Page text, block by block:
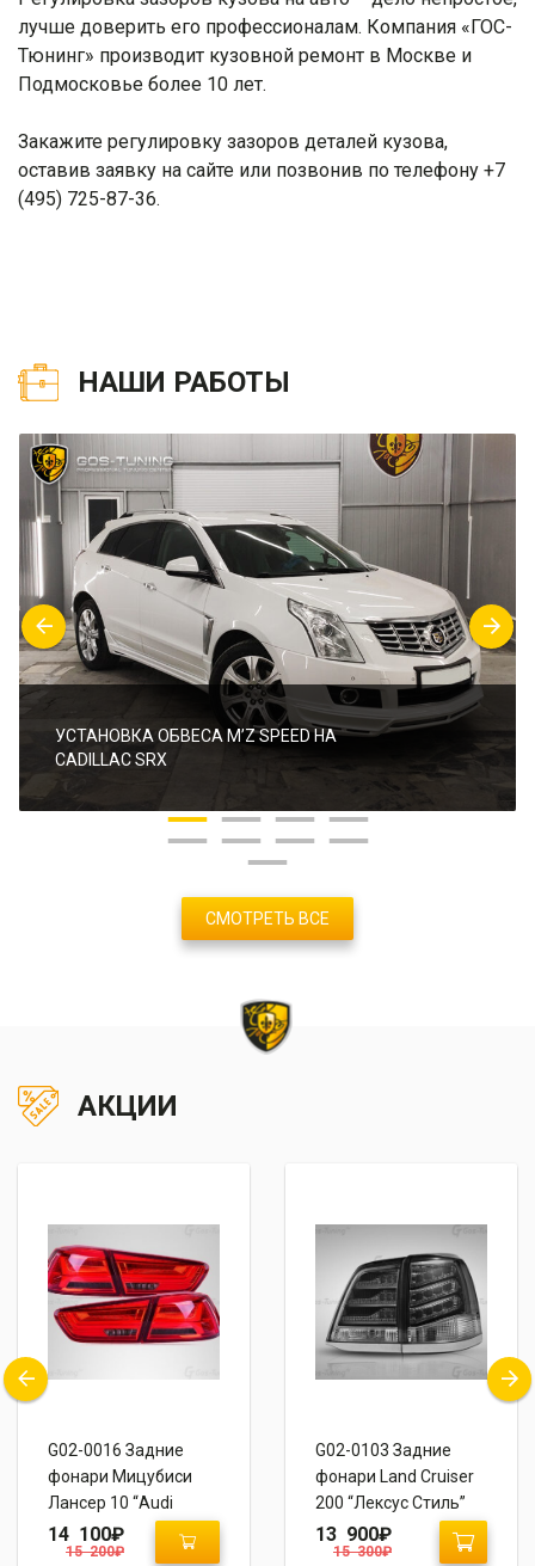
лучше доверить его профессионалам. Компания «ГОС-
Тюнинг» производит кузовной ремонт в Москве и
Подмосковье более 10 лет.
Закажите регулировку зазоров деталей кузова,
оставив заявку на сайте или позвонив по телефону +7
(495) 725-87-36.
НАШИ РАБОТЫ
УСТАНОВКА ОБВЕСА M’Z SPEED НА
CADILLAC SRX
СМОТРЕТЬ ВСЕ
АКЦИИ
G02-0016 Задние
фонари Мицубиси
Лансер 10 “Audi
Style” Красные
тонированные
15 200₽
14 100₽
G02-0103 Задние
фонари Land Cruiser
200 “Лексус Стиль”
(Black / White)
15 300₽
13 900₽